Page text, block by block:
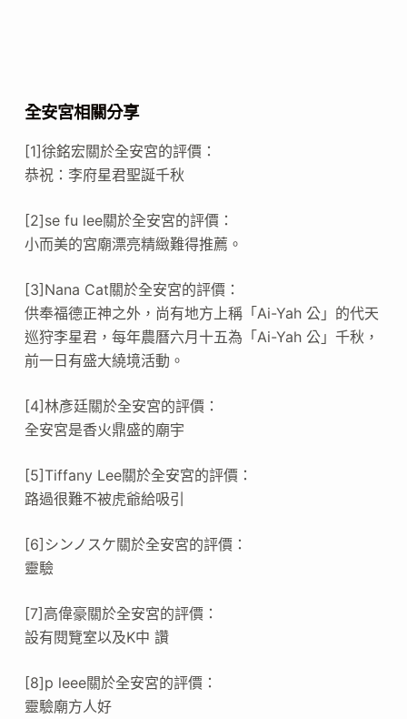
全安宮相關分享
[1]徐銘宏關於全安宮的評價：
恭祝：李府星君聖誕千秋
[2]se fu lee關於全安宮的評價：
小而美的宮廟漂亮精緻難得推薦。
[3]Nana Cat關於全安宮的評價：
供奉福德正神之外，尚有地方上稱「Ai-Yah 公」的代天
巡狩李星君，每年農曆六月十五為「Ai-Yah 公」千秋，
前一日有盛大繞境活動。
[4]林彥廷關於全安宮的評價：
全安宮是香火鼎盛的廟宇
[5]Tiffany Lee關於全安宮的評價：
路過很難不被虎爺給吸引
[6]シンノスケ關於全安宮的評價：
靈驗
[7]高偉豪關於全安宮的評價：
設有閱覽室以及K中 讚
[8]p leee關於全安宮的評價：
靈驗廟方人好